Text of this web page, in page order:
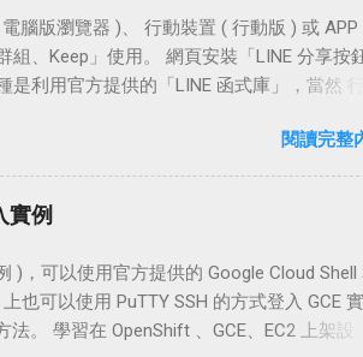
先，使用行動智慧型裝置或在家用電腦的瀏
」並直接輸入帳號密碼進行登入動作 在登入
設定】 若你是使用行動智慧型裝置，可以點
方的【Add】 系統跳出的輸入框中，輸入自
步按下【儲存】後，系統會傳送一封六個
接著我們登入 twitter 的電腦版網站「 https...
腦版瀏覽器 )、 行動裝置 ( 行動版 ) 或 APP
、Keep」使用。 網頁安裝「LINE 分享按鈕
利用官方提供的「LINE 函式庫」，當然
我們在行動版或網頁版裡設置的 LINE 分享按
章分享給好友。 本文中「LINE 分享按鈕語
部落格的設置方法，如果你的網站剛好在這
網頁版 ( 電腦版 ) 網站做「LINE 分享按鈕
客按下分享按鈕時，會在瀏覽器上開啟一個
的動作。如下圖和上圖。 (* 訪客在瀏覽器中
) LINE 分享按鈕樣式 (* 可以點擊以下 LINE
「圖片 JavaScript 連結」按鈕 「用 LINE 傳
閱讀完整
實例
)，可以使用官方提供的 Google Cloud Shell
也可以使用 PuTTY SSH 的方式登入 GCE
。 學習在 OpenShift 、GCE、EC2 上架設